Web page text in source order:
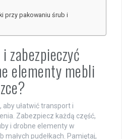
przy pakowaniu śrub i
zabezpieczyć
elementy mebli
aby ułatwić transport i
Zabezpiecz każdą część,
i drobne elementy w
małych pudełkach. Pamiętaj,